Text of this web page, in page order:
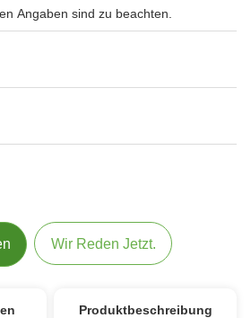
Angaben sind zu beachten.
Wir Reden Jetzt.
Produktbeschreibung